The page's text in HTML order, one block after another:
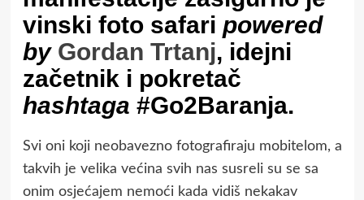
vinski foto safari powered
by Gordan Trtanj, idejni
začetnik i pokretač
hashtaga #Go2Baranja.
Svi oni koji neobavezno fotografiraju mobitelom, a
takvih je velika većina svih nas susreli su se sa
onim osjećajem nemoći kada vidiš nekakav